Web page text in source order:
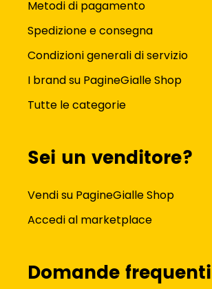
Metodi di pagamento
Spedizione e consegna
Condizioni generali di servizio
I brand su PagineGialle Shop
Tutte le categorie
Sei un venditore?
Vendi su PagineGialle Shop
Accedi al marketplace
Domande frequenti